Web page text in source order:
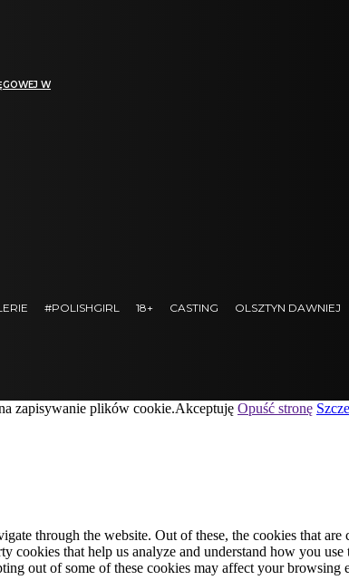
W
#POLISHGIRL 18+ CASTING OLSZTYN DAWNIEJ
zapisywanie plików cookie.Akceptuję Opuść stronę
through the website. Out of these, the cookies that are
cookies that help us analyze and understand how you
out of some of these cookies may affect your browsing